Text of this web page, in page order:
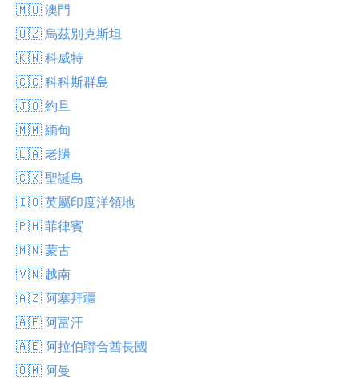
🇲🇴 澳門
🇺🇿 烏茲別克斯坦
🇰🇼 科威特
🇨🇨 科科斯群島
🇯🇴 約旦
🇲🇲 緬甸
🇱🇦 老撾
🇨🇽 聖誕島
🇮🇴 英屬印度洋領地
🇵🇭 菲律賓
🇲🇳 蒙古
🇻🇳 越南
🇦🇿 阿塞拜疆
🇦🇫 阿富汗
🇦🇪 阿拉伯聯合酋長國
🇴🇲 阿曼